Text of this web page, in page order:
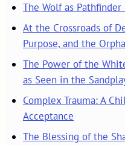
The Wolf as
At the Crossroads of
Purpose, and the
The Power of the
as Seen in the
Complex Trauma: A
Acceptance
The Blessing of the